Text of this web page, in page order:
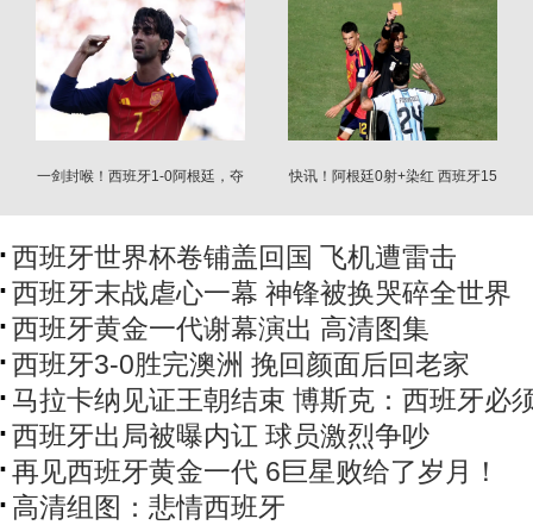
一剑封喉！西班牙1-0阿根廷，夺
快讯！阿根廷0射+染红 西班牙15
西班牙世界杯卷铺盖回国 飞机遭雷击
西班牙末战虐心一幕 神锋被换哭碎全世界
西班牙黄金一代谢幕演出 高清图集
西班牙3-0胜完澳洲 挽回颜面后回老家
马拉卡纳见证王朝结束 博斯克：西班牙必
西班牙出局被曝内讧 球员激烈争吵
再见西班牙黄金一代 6巨星败给了岁月！
高清组图：悲情西班牙